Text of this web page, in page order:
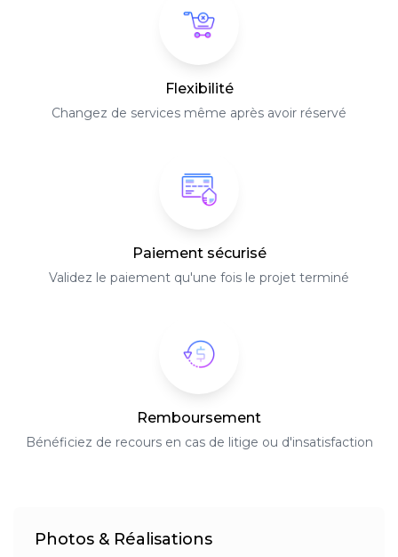
Flexibilité
Changez de services même après avoir réservé
Paiement sécurisé
Validez le paiement qu'une fois le projet terminé
Remboursement
Bénéficiez de recours en cas de litige ou d'insatisfaction
Photos & Réalisations